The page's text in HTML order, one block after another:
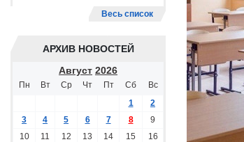
Весь список
АРХИВ НОВОСТЕЙ
Август 2026
Пн Вт Ср Чт Пт Сб
Вс
1
2
3
4 5 6 7 8
9
10
11 12 13 14 15
16